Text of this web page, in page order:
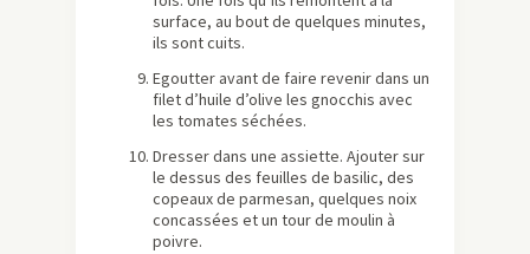
surface, au bout de quelques minutes,
ils sont cuits.
Egoutter avant de faire revenir dans un
filet d’huile d’olive les gnocchis avec
les tomates séchées.
Dresser dans une assiette. Ajouter sur
le dessus des feuilles de basilic, des
copeaux de parmesan, quelques noix
concassées et un tour de moulin à
poivre.